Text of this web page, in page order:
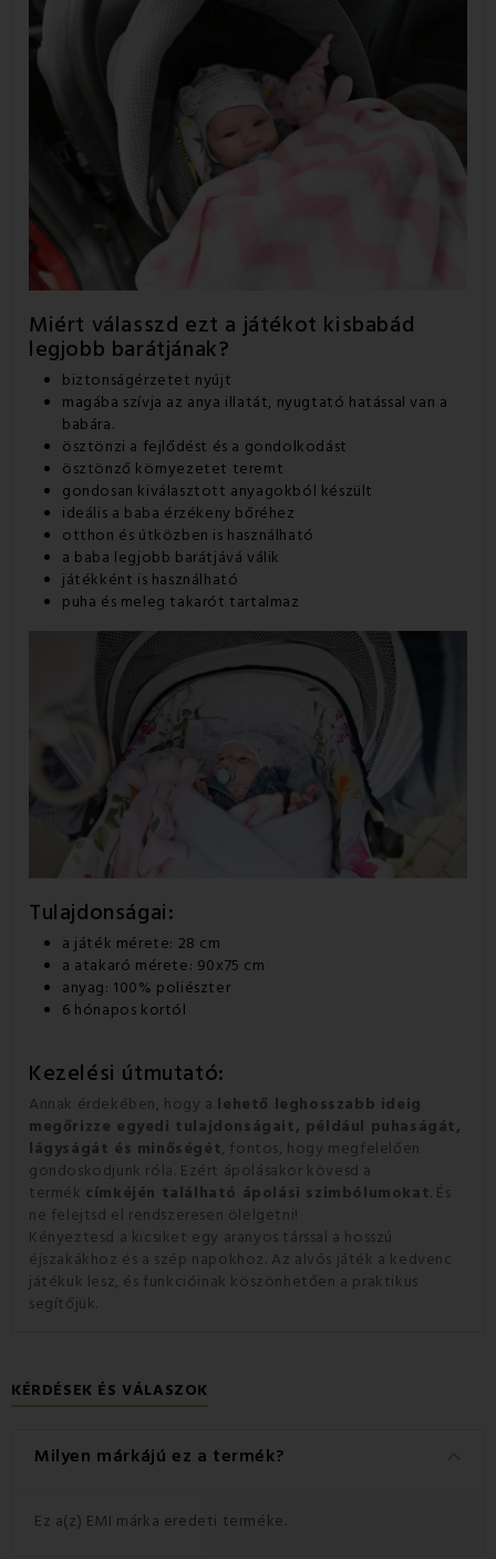
Miért válasszd ezt a játékot kisbabád
legjobb barátjának?
biztonságérzetet nyújt
magába szívja az anya illatát, nyugtató hatással van a
babára.
ösztönzi a fejlődést és a gondolkodást
ösztönző környezetet teremt
gondosan kiválasztott anyagokból készült
ideális a baba érzékeny bőréhez
otthon és útközben is használható
a baba legjobb barátjává válik
játékként is használható
puha és meleg takarót tartalmaz
Tulajdonságai:
a játék mérete: 28 cm
a atakaró mérete: 90x75 cm
anyag: 100% poliészter
6 hónapos kortól
Kezelési útmutató:
Annak érdekében, hogy a lehető leghosszabb ideig
megőrizze egyedi tulajdonságait, például puhaságát,
lágyságát és minőségét, fontos, hogy megfelelően
gondoskodjunk róla. Ezért ápolásakor kövesd a
termék címkéjén található ápolási szimbólumokat. És
ne felejtsd el rendszeresen ölelgetni!
Kényeztesd a kicsiket egy aranyos társsal a hosszú
éjszakákhoz és a szép napokhoz. Az alvós játék a kedvenc
játékuk lesz, és funkcióinak köszönhetően a praktikus
segítőjük.
KÉRDÉSEK ÉS VÁLASZOK
Milyen márkájú ez a termék? keyboard_arrow_down
Ez a(z) EMI márka eredeti terméke.